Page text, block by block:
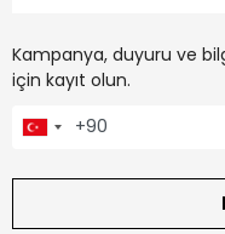
Kampanya, duyuru ve
için kayıt olun.